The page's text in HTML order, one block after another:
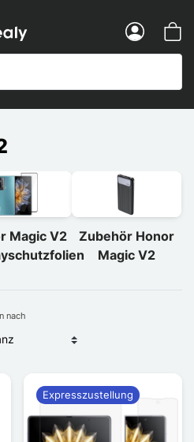
Hüllen und Zubehör für
Magic V2
Zubehör Honor
Magic V2
nach
Expresszustellung